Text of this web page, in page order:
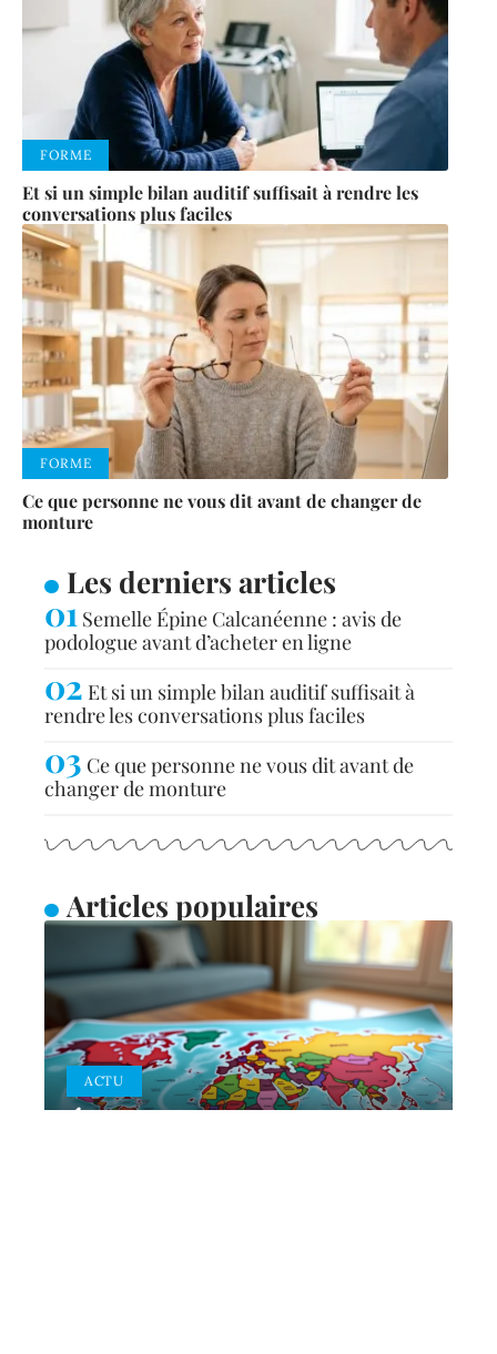
FORME
Et si un simple bilan auditif suffisait à rendre les
conversations plus faciles
FORME
Ce que personne ne vous dit avant de changer de
monture
Les derniers articles
Semelle Épine Calcanéenne : avis de
podologue avant d’acheter en ligne
Et si un simple bilan auditif suffisait à
rendre les conversations plus faciles
Ce que personne ne vous dit avant de
changer de monture
Articles populaires
ACTU
Épidémie ou pandémie :